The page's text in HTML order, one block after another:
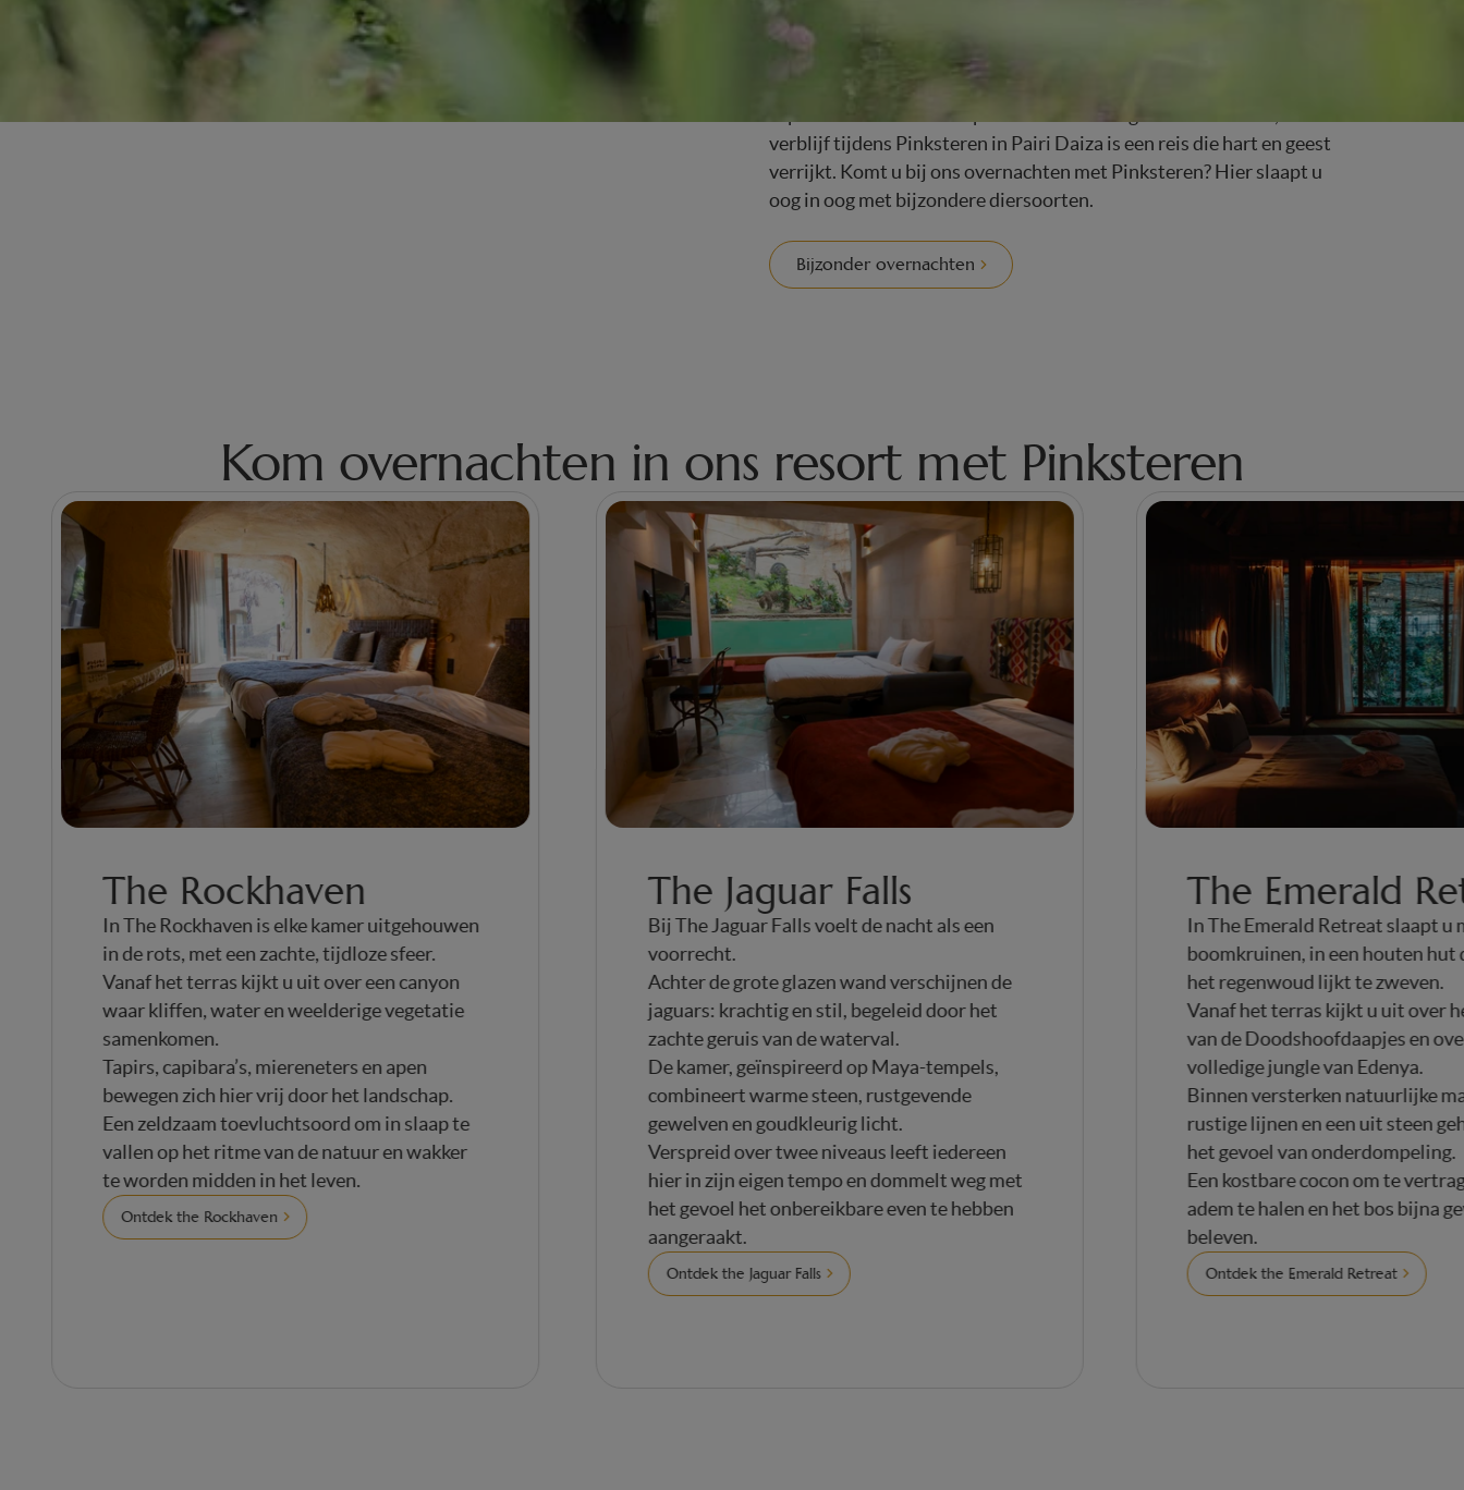
bloeien en de natuur ontwaakt in een symfonie van kleuren en
stenen. Of u nu uw ziel laat verruimen in de sereniteit van onze
verblijf tijdens Pinksteren in Pairi Daiza is een reis die hart en geest
verrijkt. Komt u bij ons overnachten met Pinksteren? Hier slaapt u
oog in oog met bijzondere diersoorten.
Bijzonder overnachten
Kom overnachten in ons resort met Pinksteren
The Rockhaven
In The Rockhaven is elke kamer uitgehouwen
in de rots, met een zachte, tijdloze sfeer.
Vanaf het terras kijkt u uit over een canyon
waar kliffen, water en weelderige vegetatie
samenkomen.
Tapirs, capibara’s, miereneters en apen
bewegen zich hier vrij door het landschap.
Een zeldzaam toevluchtsoord om in slaap te
vallen op het ritme van de natuur en wakker
te worden midden in het leven.
Ontdek the Rockhaven
The Jaguar Falls
Bij The Jaguar Falls voelt de nacht als een
voorrecht.
Achter de grote glazen wand verschijnen de
jaguars: krachtig en stil, begeleid door het
zachte geruis van de waterval.
De kamer, geïnspireerd op Maya-tempels,
combineert warme steen, rustgevende
gewelven en goudkleurig licht.
Verspreid over twee niveaus leeft iedereen
hier in zijn eigen tempo en dommelt weg met
het gevoel het onbereikbare even te hebben
aangeraakt.
Ontdek the Jaguar Falls
The Emerald
In The Emerald Retreat slaapt
boomkruinen, in een houten
het regenwoud lijkt te zweven.
Vanaf het terras kijkt u uit
van de Doodshoofdaapjes en
volledige jungle van Edenya.
Binnen versterken natuurlijke
rustige lijnen en een uit steen
het gevoel van
Een kostbare cocon om te
adem te halen en het bos
beleven.
Ontdek the Emerald Retreat